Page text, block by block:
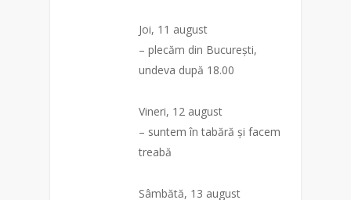
Joi, 11 august
– plecăm din București,
undeva după 18.00
Vineri, 12 august
– suntem în tabără și facem
treabă
Sâmbătă, 13 august